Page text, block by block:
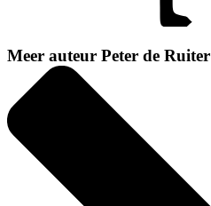
Meer auteur Peter de Ruiter